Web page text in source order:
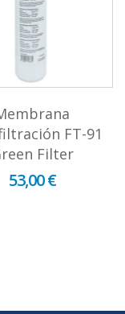
FT-91
Filter
53,00 €